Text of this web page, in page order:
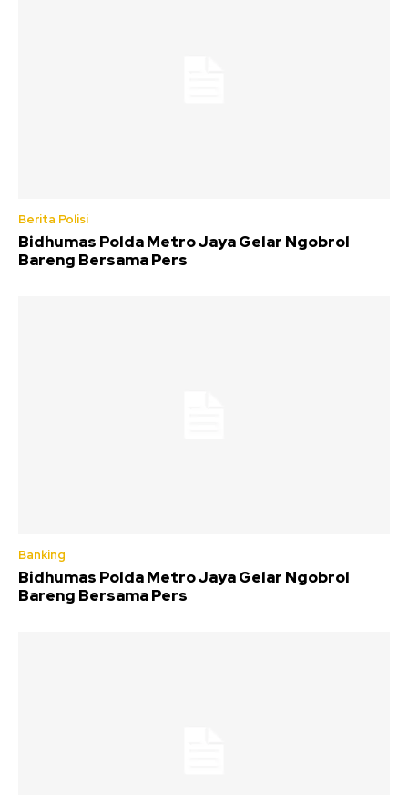
Berita Polisi
Bidhumas Polda Metro Jaya Gelar Ngobrol
Bareng Bersama Pers
Banking
Bidhumas Polda Metro Jaya Gelar Ngobrol
Bareng Bersama Pers